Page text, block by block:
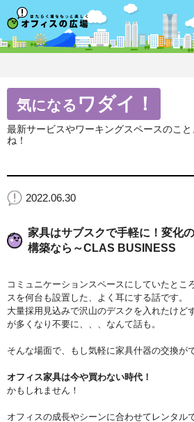
オフィスの広場
気になる ワダイ！
最新サービスやワーキングスペースのこ
ね！
2022.06.30
家具はサブスクで手軽に！変化
構築なら～CLAS BUSINESS
コミュニケーションスペースにしていたとこ
スを何台も設置した、よく耳にする話です。
大量採用見込みで沢山のデスクを入れたけど
が多くなり不要に、、、なんて話も。
そんな場面で、もし気軽に家具什器の交換が
オフィス家具は今や買わない時代！
かもしれません！
オフィスの成長やシーンに合わせてレンタル